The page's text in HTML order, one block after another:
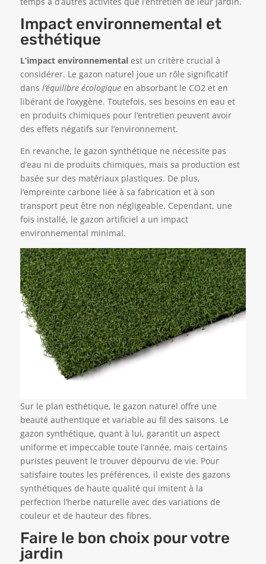
Impact environnemental et
esthétique
L’impact environnementalest un critère crucial à
considérer. Le gazon naturel joue un rôle significatif
dans l’équilibre écologiqueen absorbant le CO2 et en
libérant de l’oxygène. Toutefois, ses besoins en eau et
en produits chimiques pour l’entretien peuvent avoir
des effets négatifs sur l’environnement.
En revanche, le gazon synthétique ne nécessite pas
d’eau ni de produits chimiques, mais sa production est
basée sur des matériaux plastiques. De plus,
l’empreinte carbone liée à sa fabrication et à son
transport peut être non négligeable. Cependant, une
fois installé, le gazon artificiel a un impact
environnemental minimal.
Sur le plan esthétique, le gazon naturel offre une
beauté authentique et variable au fil des saisons. Le
gazon synthétique, quant à lui, garantit un aspect
uniforme et impeccable toute l’année, mais certains
puristes peuvent le trouver dépourvu de vie. Pour
satisfaire toutes les préférences, il existe des gazons
synthétiques de haute qualité qui imitent à la
perfection l’herbe naturelle avec des variations de
couleur et de hauteur des fibres.
Faire le bon choix pour votre
jardin